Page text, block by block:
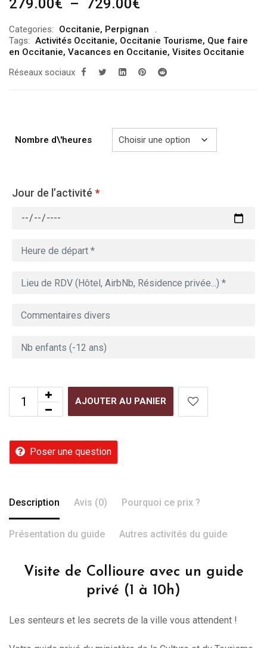
279.00€ – 729.00€
prix :
279.00€
à
Categories: Occitanie, Perpignan
Tags: Activités Occitanie, Occitanie Tourisme, Que faire
en Occitanie, Vacances en Occitanie, Visites Occitanie
Réseaux sociaux
Nombre d\'heures
Jour de l’activité *
AJOUTER AU PANIER
Poser une question
Description Avis (0) Pourquoi ce prix ?
Présentation du guide Autres activités du guide
Visite de Collioure avec un guide
privé (1 à 10h)
Les senteurs et les secrets de la ville vous attendent !